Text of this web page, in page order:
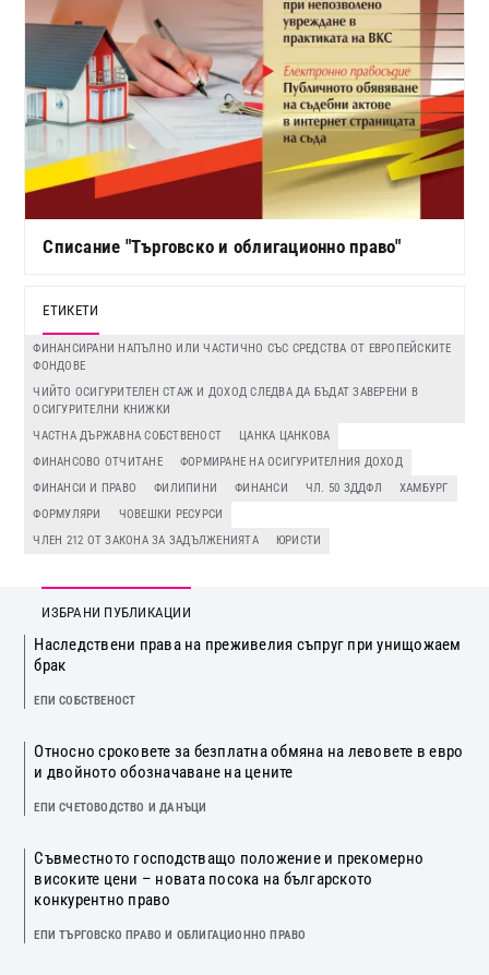
Списание "Търговско и облигационно право"
ЕТИКЕТИ
ФИНАНСИРАНИ НАПЪЛНО ИЛИ ЧАСТИЧНО СЪС СРЕДСТВА ОТ ЕВРОПЕЙСКИТЕ
ФОНДОВЕ
ЧИЙТО ОСИГУРИТЕЛЕН СТАЖ И ДОХОД СЛЕДВА ДА БЪДАТ ЗАВЕРЕНИ В
ОСИГУРИТЕЛНИ КНИЖКИ
ЧАСТНА ДЪРЖАВНА СОБСТВЕНОСТ
ЦАНКА ЦАНКОВА
ФИНАНСОВО ОТЧИТАНЕ
ФОРМИРАНЕ НА ОСИГУРИТЕЛНИЯ ДОХОД
ФИНАНСИ И ПРАВО
ФИЛИПИНИ ФИНАНСИ ЧЛ. 50 ЗДДФЛ
ХАМБУРГ
ФОРМУЛЯРИ
ЧОВЕШКИ РЕСУРСИ
ЧЛЕН 212 ОТ ЗАКОНА ЗА ЗАДЪЛЖЕНИЯТА
ЮРИСТИ
ИЗБРАНИ ПУБЛИКАЦИИ
Наследствени права на преживелия съпруг при унищожаем
брак
ЕПИ СОБСТВЕНОСТ
Относно сроковете за безплатна обмяна на левовете в евро
и двойното обозначаване на цените
ЕПИ СЧЕТОВОДСТВО И ДАНЪЦИ
Съвместното господстващо положение и прекомерно
високите цени – новата посока на българското
конкурентно право
ЕПИ ТЪРГОВСКО ПРАВО И ОБЛИГАЦИОННО ПРАВО